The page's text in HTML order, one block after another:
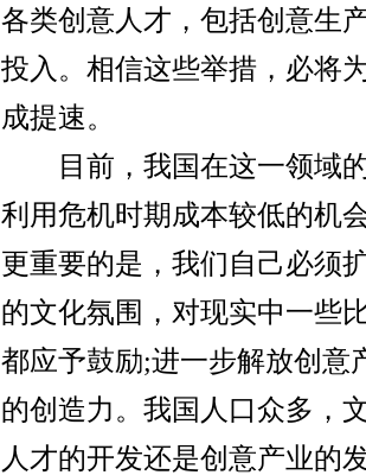
各类创意人才，包括创意生
投入。相信这些举措，必将
成提速。
目前，我国在这一领域的
利用危机时期成本较低的机
更重要的是，我们自己必须
的文化氛围，对现实中一些
都应予鼓励;进一步解放创意
的创造力。我国人口众多，
人才的开发还是创意产业的